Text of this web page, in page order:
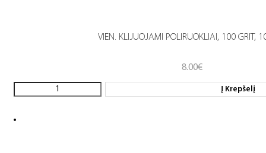
VIEN. KLIJUOJAMI POLIRUOKLIAI, 100 GRIT,
8.00€
Į Krepšelį